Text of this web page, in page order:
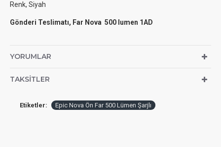
Renk, Siyah
Gönderi Teslimatı, Far Nova 500 lumen 1AD
YORUMLAR
TAKSITLER
Etiketler: Epic Nova Ön Far 500 Lümen Şarjlı